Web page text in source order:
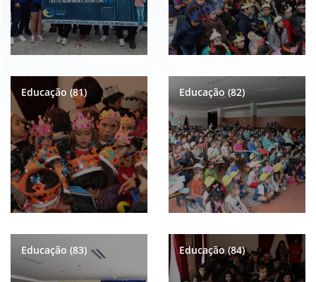
Educação (81) Educação (82)
Educação (83) Educação (84)